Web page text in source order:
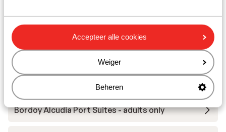
Accepteer alle cookies
Weiger
Beheren
Hotel Eques Petit Resort
Hotel Zafiro Palace Andratx & SPA
Iberostar Waves Alcudia Park
Bordoy Alcudia Port Suites - adults only